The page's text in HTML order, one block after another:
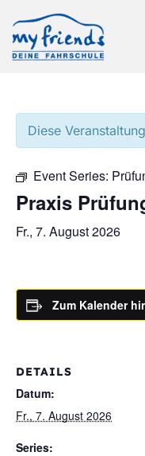
Diese
Event Series:
Praxis
Fr., 7. August 2026
Zum Kalender
DETAILS
Datum:
Fr., 7. August 2026
Series: